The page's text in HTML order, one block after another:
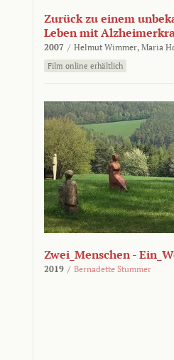
Zurück zu einem
Leben mit
2007 / Helmut Wimmer, Maria
Film online erhältlich
Zwei_Menschen -
2019 / Bernadette Stummer